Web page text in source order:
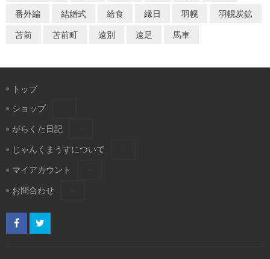
番外編
結婚式 給食 縁日 羽幌
羽幌炭鉱
苫前
苫前町 遠別 遠足 馬車
トップ
ショップ
がらくた日記
じゃんくまうすについて
マイアカウント
お問合わせ